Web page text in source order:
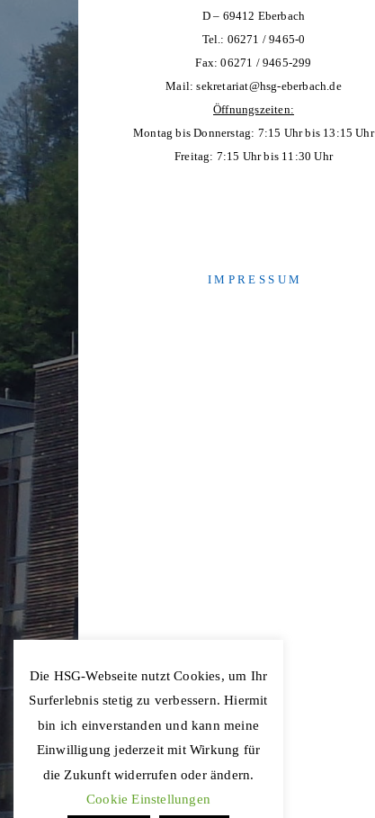
D – 69412 Eberbach
Tel.: 06271 / 9465-0
Fax: 06271 / 9465-299
Mail:sekretariat@hsg-eberbach.de
Öffnungszeiten:
Montag bis Donnerstag: 7:15 Uhr bis 13:15 Uhr
Freitag: 7:15 Uhr bis 11:30 Uhr
I M P R E S S U M
Die HSG-Webseite nutzt Cookies, um Ihr
Surferlebnis stetig zu verbessern. Hiermit
bin ich einverstanden und kann meine
Einwilligung jederzeit mit Wirkung für
die Zukunft widerrufen oder ändern.
Cookie Einstellungen